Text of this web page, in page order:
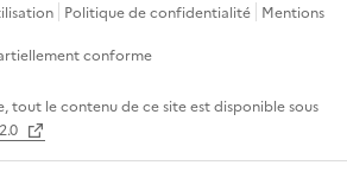
Politique de confidentialité Mentions
conforme
tout le contenu de ce site est disponible sous